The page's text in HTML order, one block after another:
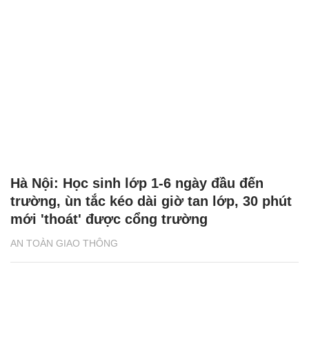
AN TOÀN GIAO THÔNG
Hà Nội: Học sinh lớp 1-6 ngày đầu đến
trường, ùn tắc kéo dài giờ tan lớp, 30 phút
mới 'thoát' được cổng trường